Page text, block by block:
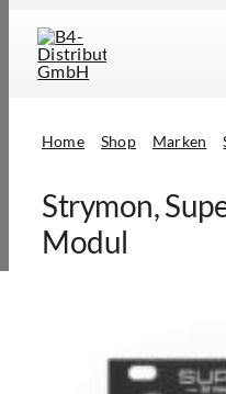
content
Home Shop Marken
Strymon,
Modul